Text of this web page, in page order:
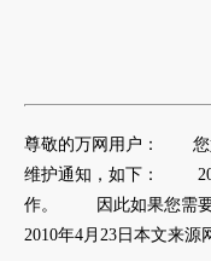
尊敬的万网用户： 您
维护通知，如下：
作。 因此如果您需要
2010年4月23日本文来源